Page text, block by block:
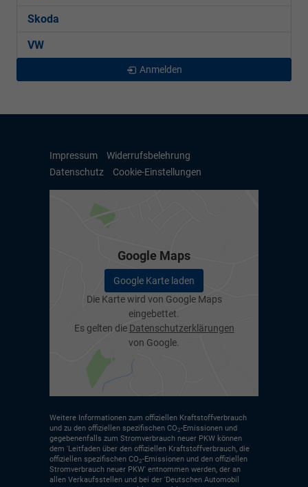
Skoda
VW
Anmelden
Impressum
Widerrufsbelehrung
Datenschutz
Cookie-Einstellungen
Google Maps
Google Karte laden
Die Karte wird von Google Maps
eingebettet.
Es gelten die Datenschutzerklärungen
von Google.
Weitere Informationen zum offiziellen Kraftstoffverbrauch
und zu den offiziellen spezifischen CO2-Emissionen und
gegebenenfalls zum Stromverbrauch neuer PKW können
dem 'Leitfaden über den offiziellen Kraftstoffverbrauch, die
offiziellen spezifischen CO2-Emissionen und den offiziellen
Stromverbrauch neuer PKW' entnommen werden, der an
allen Verkaufsstellen und bei der 'Deutschen Automobil